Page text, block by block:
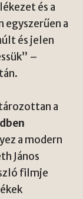
és a
egyszerűen a
és jelen
–
a
a modern
János
filmje